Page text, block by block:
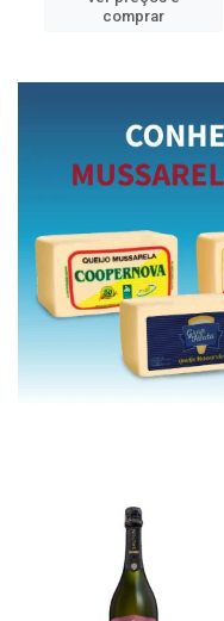
comprar